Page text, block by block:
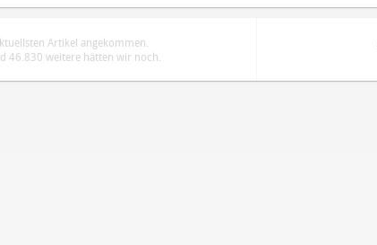
Artikel angekommen.
46.830 weitere hätten wir noch.